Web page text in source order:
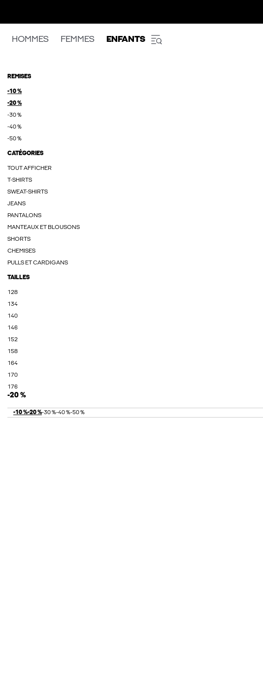
HOMMES FEMMES ENFANTS
REMISES
-10 %
-20 %
-30 %
-40 %
-50 %
CATÉGORIES
TOUT AFFICHER
T-SHIRTS
SWEAT-SHIRTS
JEANS
PANTALONS
MANTEAUX ET BLOUSONS
SHORTS
CHEMISES
PULLS ET CARDIGANS
TAILLES
128
134
140
146
152
158
164
170
176
-20 %
-10 %-20 %-30 %-40 %-50 %